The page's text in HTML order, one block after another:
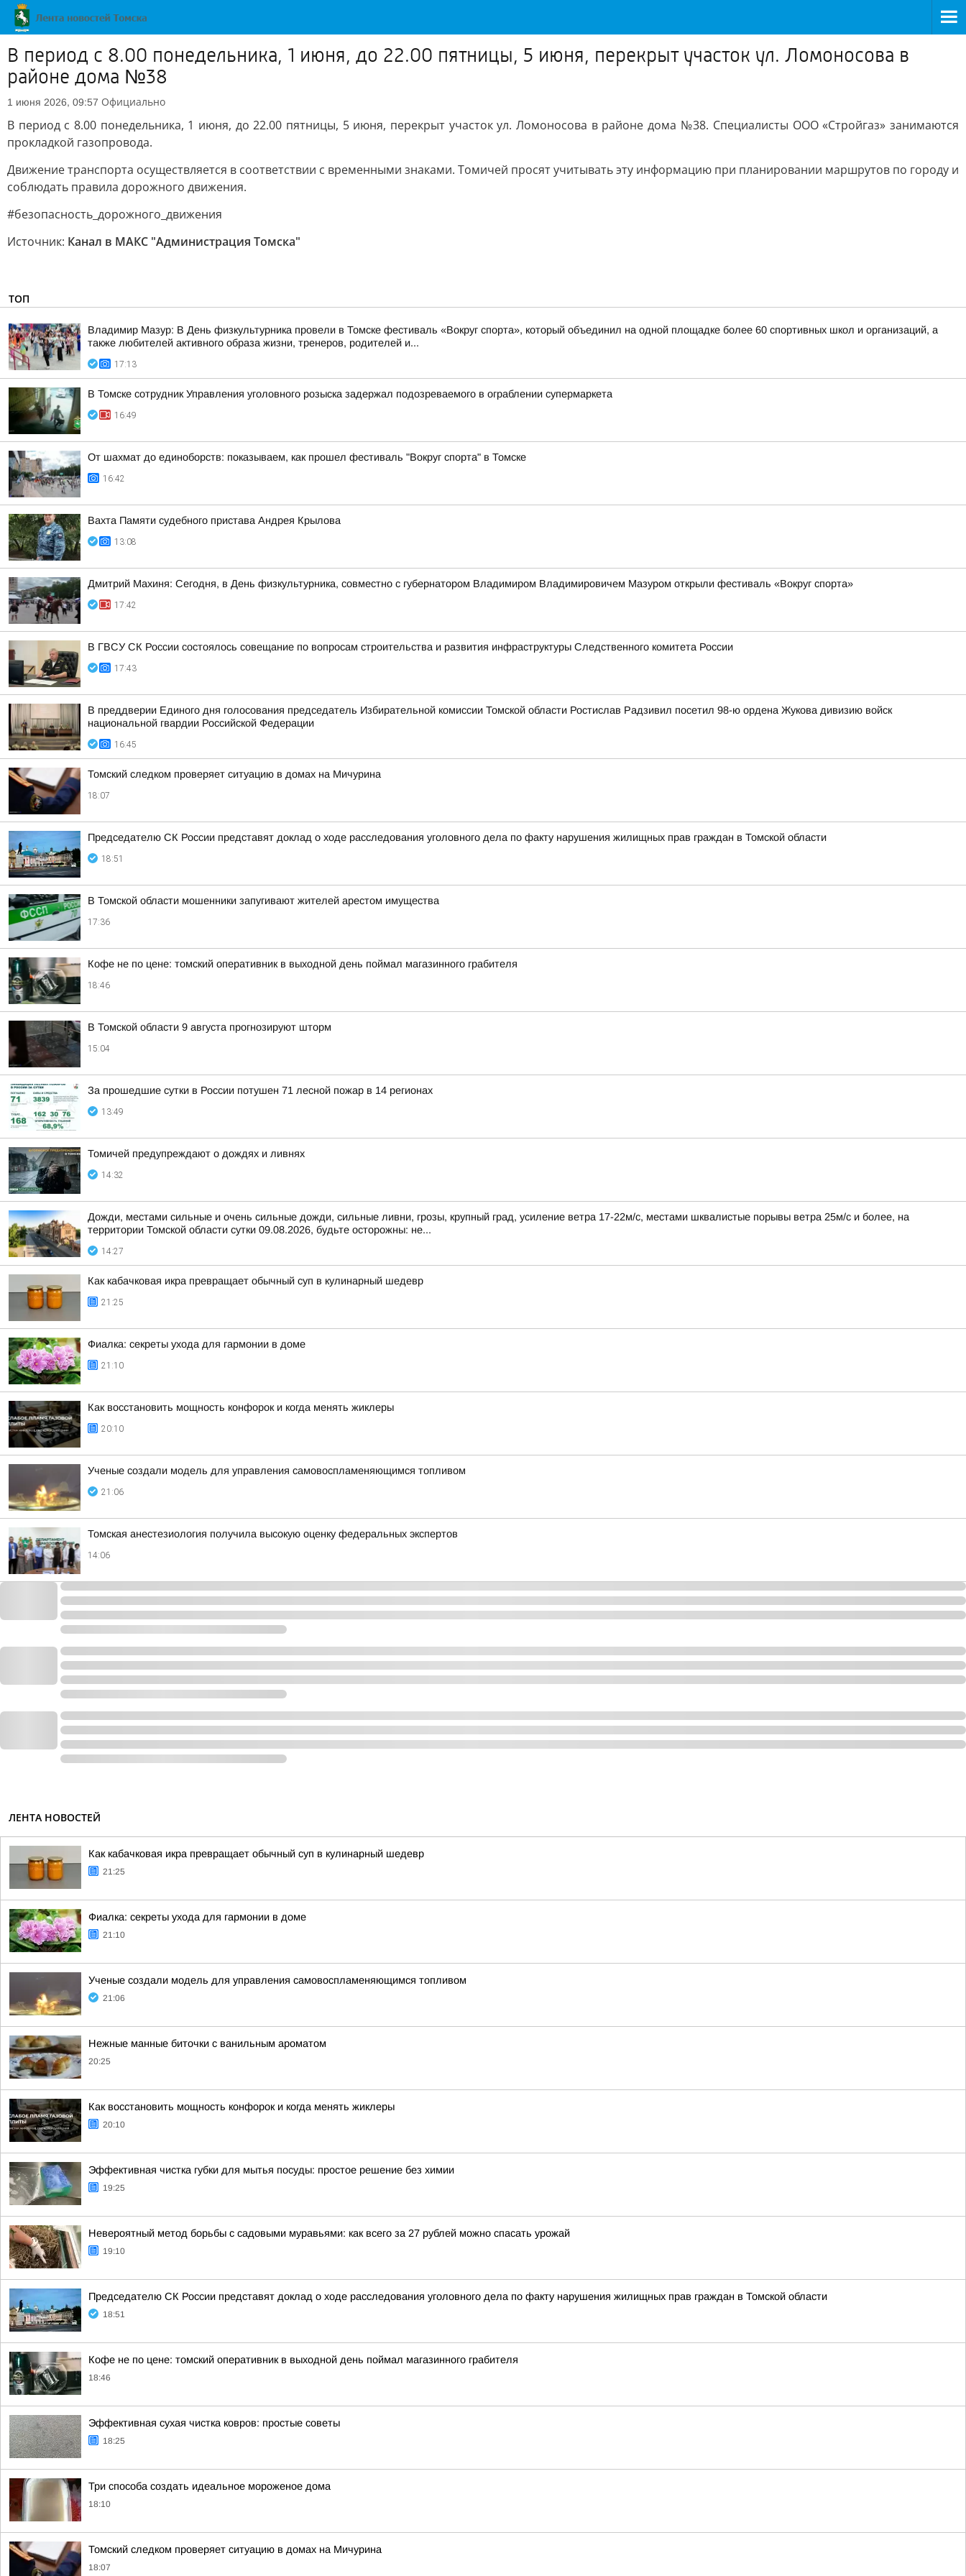
В период с 8.00 понедельника, 1 июня, до 22.00 пятницы, 5 июня, перекрыт участок ул. Ломоносова в
районе дома №38
1 июня 2026, 09:57 Официально
В период с 8.00 понедельника, 1 июня, до 22.00 пятницы, 5 июня, перекрыт участок ул. Ломоносова в районе дома №38. Специалисты ООО «Стройгаз» занимаются
прокладкой газопровода.
Движение транспорта осуществляется в соответствии с временными знаками. Томичей просят учитывать эту информацию при планировании маршрутов по городу и
соблюдать правила дорожного движения.
#безопасность_дорожного_движения
Источник: Канал в МАКС "Администрация Томска"
ТОП
Владимир Мазур: В День физкультурника провели в Томске фестиваль «Вокруг спорта», который объединил на одной площадке более 60 спортивных школ и организаций, а
также любителей активного образа жизни, тренеров, родителей и...
17:13
В Томске сотрудник Управления уголовного розыска задержал подозреваемого в ограблении супермаркета
16:49
От шахмат до единоборств: показываем, как прошел фестиваль "Вокруг спорта" в Томске
16:42
Вахта Памяти судебного пристава Андрея Крылова
13:08
Дмитрий Махиня: Сегодня, в День физкультурника, совместно с губернатором Владимиром Владимировичем Мазуром открыли фестиваль «Вокруг спорта»
17:42
В ГВСУ СК России состоялось совещание по вопросам строительства и развития инфраструктуры Следственного комитета России
17:43
В преддверии Единого дня голосования председатель Избирательной комиссии Томской области Ростислав Радзивил посетил 98-ю ордена Жукова дивизию войск
национальной гвардии Российской Федерации
16:45
Томский следком проверяет ситуацию в домах на Мичурина
18:07
Председателю СК России представят доклад о ходе расследования уголовного дела по факту нарушения жилищных прав граждан в Томской области
18:51
В Томской области мошенники запугивают жителей арестом имущества
17:36
Кофе не по цене: томский оперативник в выходной день поймал магазинного грабителя
18:46
В Томской области 9 августа прогнозируют шторм
15:04
За прошедшие сутки в России потушен 71 лесной пожар в 14 регионах
13:49
Томичей предупреждают о дождях и ливнях
14:32
Дожди, местами сильные и очень сильные дожди, сильные ливни, грозы, крупный град, усиление ветра 17-22м/с, местами шквалистые порывы ветра 25м/с и более, на
территории Томской области сутки 09.08.2026, будьте осторожны: не...
14:27
Как кабачковая икра превращает обычный суп в кулинарный шедевр
21:25
Фиалка: секреты ухода для гармонии в доме
21:10
Как восстановить мощность конфорок и когда менять жиклеры
20:10
Ученые создали модель для управления самовоспламеняющимся топливом
21:06
Томская анестезиология получила высокую оценку федеральных экспертов
14:06
ЛЕНТА НОВОСТЕЙ
Как кабачковая икра превращает обычный суп в кулинарный шедевр
21:25
Фиалка: секреты ухода для гармонии в доме
21:10
Ученые создали модель для управления самовоспламеняющимся топливом
21:06
Нежные манные биточки с ванильным ароматом
20:25
Как восстановить мощность конфорок и когда менять жиклеры
20:10
Эффективная чистка губки для мытья посуды: простое решение без химии
19:25
Невероятный метод борьбы с садовыми муравьями: как всего за 27 рублей можно спасать урожай
19:10
Председателю СК России представят доклад о ходе расследования уголовного дела по факту нарушения жилищных прав граждан в Томской области
18:51
Кофе не по цене: томский оперативник в выходной день поймал магазинного грабителя
18:46
Эффективная сухая чистка ковров: простые советы
18:25
Три способа создать идеальное мороженое дома
18:10
Томский следком проверяет ситуацию в домах на Мичурина
18:07